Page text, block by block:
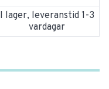
I lager, leveranstid 1-3
vardagar